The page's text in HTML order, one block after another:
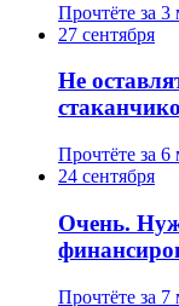
Прочтёте за 3
27 сентября
Не
Прочтёте за 6
24 сентября
Очень.
Прочтёте за 7